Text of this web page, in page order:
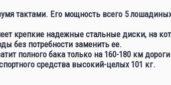
тактами. Его мощность всего 5
крепкие надежные стальные диски, на
без потребности заменить ее.
полного бака только на 160-180 км
средства высокий-целых 101 кг.